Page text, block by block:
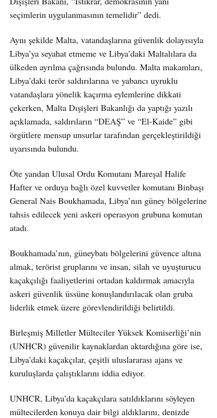
seçimlerin uygulanmasının temelidir” dedi.
Aynı şekilde Malta, vatandaşlarına güvenlik dolayısıyla
Libya’ya seyahat etmeme ve Libya’daki Maltalılara da
ülkeden ayrılma çağrısında bulundu. Malta makamları,
Libya’daki terör saldırılarına ve yabancı uyruklu
vatandaşlara yönelik kaçırma eylemlerine dikkati
çekerken, Malta Dışişleri Bakanlığı da yaptığı yazılı
açıklamada, saldırıların “DEAŞ” ve “El-Kaide” gibi
örgütlere mensup unsurlar tarafından gerçekleştirildiği
uyarısında bulundu.
Öte yandan Ulusal Ordu Komutanı Mareşal Halife
Hafter ve orduya bağlı özel kuvvetler komutanı Binbaşı
General Nais Boukhamada, Libya’nın güney bölgelerine
tahsis edilecek yeni askeri operasyon grubuna komutan
atadı.
Boukhamada’nın, güneybatı bölgelerini güvence altına
almak, terörist gruplarını ve insan, silah ve uyuşturucu
kaçakçılığı faaliyetlerini ortadan kaldırmak amacıyla
askeri güvenlik üssüne konuşlandırılacak olan gruba
liderlik etmek üzere görevlendirildiği belirtildi.
Birleşmiş Milletler Mülteciler Yüksek Komiserliği’nin
(UNHCR) güvenilir kaynaklardan aktardığına göre ise,
Libya’daki kaçakçılar, çeşitli uluslararası ajans ve
kuruluşlarda çalıştıklarını iddia ediyor.
UNHCR, Libya’da kaçakçılara satıldıklarını söyleyen
mültecilerden konuya dair bilgi aldıklarını, denizde